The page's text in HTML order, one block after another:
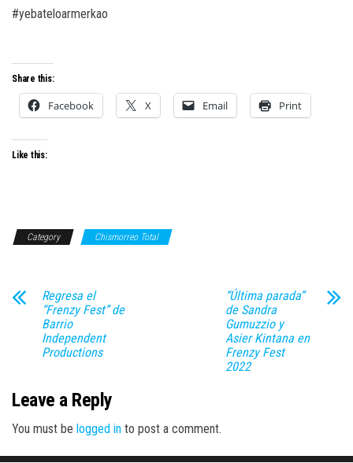
#yebateloarmerkao
Share this:
Facebook X Email Print
Like this:
Category Chismorreo Total
Regresa el
“Frenzy Fest” de
Barrio
Independent
Productions
“Última parada”
de Sandra
Gumuzzio y
Asier Kintana en
Frenzy Fest
2022
Leave a Reply
You must be logged in to post a comment.